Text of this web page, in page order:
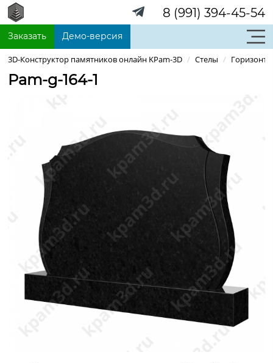
8 (991) 394-45-54
Заказать Демо-версия
3D-Конструктор памятников онлайн KPam-3D / Стелы /
Pam-g-164-1